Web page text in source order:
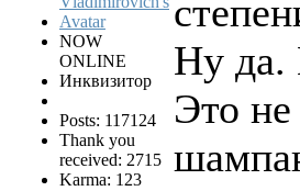
NOW
ONLINE
Инквизитор
Posts: 117124
Thank you
received: 2715
Karma: 123
Ну да.
Это